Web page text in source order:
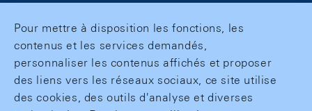
Pour mettre à disposition les fonctions, les
contenus et les services demandés,
personnaliser les contenus affichés et proposer
des liens vers les réseaux sociaux, ce site utilise
des cookies, des outils d'analyse et diverses